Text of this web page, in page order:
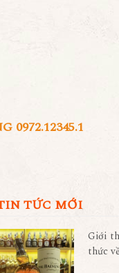
0972.12345.1
TỨC MỚI
Giới
thức